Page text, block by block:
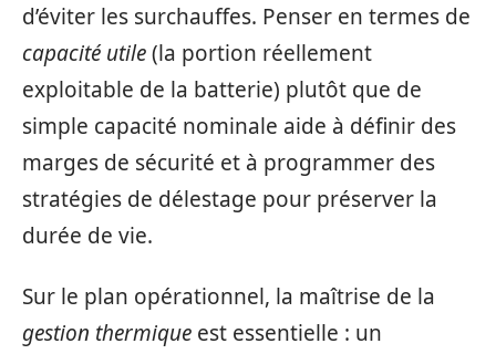
d’éviter les surchauffes. Penser en termes de
capacité utile(la portion réellement
exploitable de la batterie) plutôt que de
simple capacité nominale aide à définir des
marges de sécurité et à programmer des
stratégies de délestage pour préserver la
durée de vie.
Sur le plan opérationnel, la maîtrise de la
gestion thermique est essentielle : un